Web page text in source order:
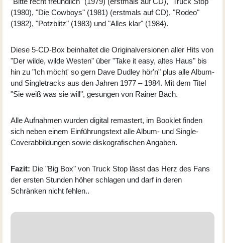
(1980), "Die Cowboys" (1981) (erstmals auf CD), "Rodeo"
(1982), "Potzblitz" (1983) und "Alles klar" (1984).
Diese 5-CD-Box beinhaltet die Originalversionen aller Hits von
"Der wilde, wilde Westen" über "Take it easy, altes Haus" bis
hin zu "Ich möcht' so gern Dave Dudley hör'n" plus alle Album-
und Singletracks aus den Jahren 1977 – 1984. Mit dem Titel
"Sie weiß was sie will", gesungen von Rainer Bach.
Alle Aufnahmen wurden digital remastert, im Booklet finden
sich neben einem Einführungstext alle Album- und Single-
Coverabbildungen sowie diskografischen Angaben.
Fazit: Die "Big Box" von Truck Stop lässt das Herz des Fans
der ersten Stunden höher schlagen und darf in deren
Schränken nicht fehlen..